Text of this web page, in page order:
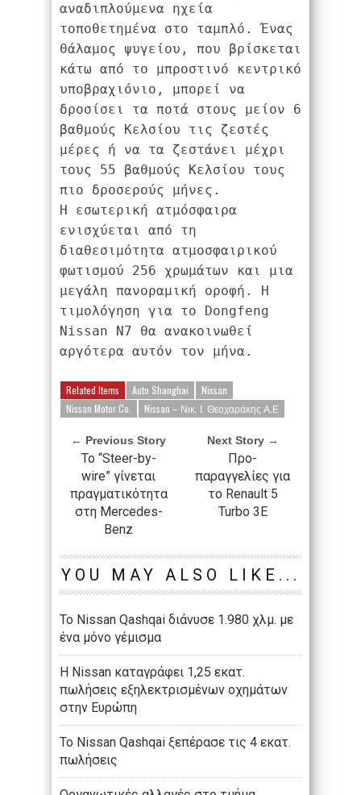
αναδιπλούμενα ηχεία
τοποθετημένα στο ταμπλό. Ένας
θάλαμος ψυγείου, που βρίσκεται
κάτω από το μπροστινό κεντρικό
υποβραχιόνιο, μπορεί να
δροσίσει τα ποτά στους μείον 6
βαθμούς Κελσίου τις ζεστές
μέρες ή να τα ζεστάνει μέχρι
τους 55 βαθμούς Κελσίου τους
πιο δροσερούς μήνες.
Η εσωτερική ατμόσφαιρα
ενισχύεται από τη
διαθεσιμότητα ατμοσφαιρικού
φωτισμού 256 χρωμάτων και μια
μεγάλη πανοραμική οροφή. Η
τιμολόγηση για το Dongfeng
Nissan N7 θα ανακοινωθεί
αργότερα αυτόν τον μήνα.
Related Items Auto Shanghai
Nissan
Nissan Motor Co.
Nissan – Νικ. Ι. Θεοχαράκης Α.Ε
← Previous Story
Το “Steer-by-
wire” γίνεται
πραγματικότητα
στη Mercedes-
Benz
Next Story →
Προ-
παραγγελίες για
το Renault 5
Turbo 3E
YOU MAY ALSO LIKE...
Το Nissan Qashqai διάνυσε 1.980 χλμ. με
ένα μόνο γέμισμα
Η Nissan καταγράφει 1,25 εκατ.
πωλήσεις εξηλεκτρισμένων οχημάτων
στην Ευρώπη
Το Nissan Qashqai ξεπέρασε τις 4 εκατ.
πωλήσεις